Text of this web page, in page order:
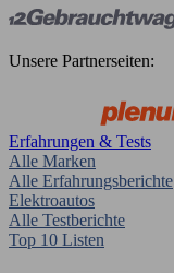
Unsere Partnerseiten:
Erfahrungen & Tests
Alle Marken
Alle Erfahrungsberichte
Elektroautos
Alle Testberichte
Top 10 Listen